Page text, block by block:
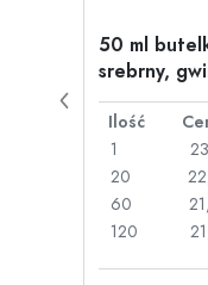
50 ml
srebrny,
Ilość
1
20
60
120